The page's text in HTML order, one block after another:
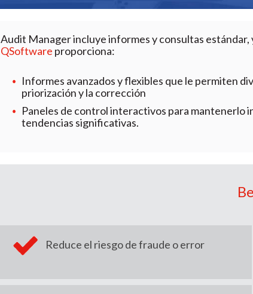
Audit Manager incluye informes y consultas
QSoftware proporciona:
Informes avanzados y flexibles que le permiten
priorización y la corrección
Paneles de control interactivos para mantenerlo
tendencias significativas.
Reduce el riesgo de fraude o error